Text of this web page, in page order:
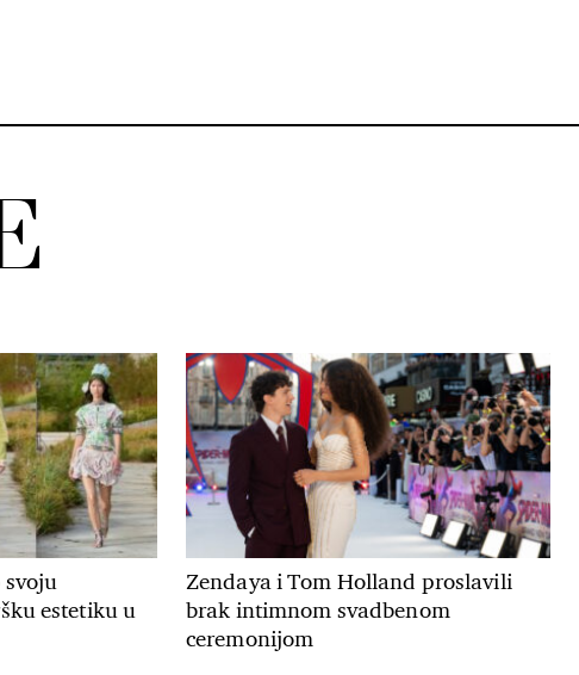
estetiku u
Zendaya i Tom Holland proslavili
brak intimnom svadbenom
ceremonijom